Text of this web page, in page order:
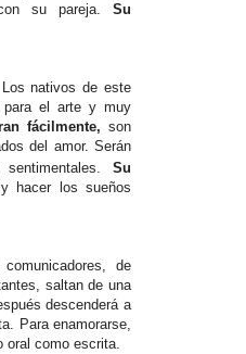
su pareja. Su
nativos de este
para el arte y muy
fácilmente,son
del amor. Serán
Su
hacer los sueños
de
saltan de una
descenderá a
Para enamorarse,
oral como escrita.